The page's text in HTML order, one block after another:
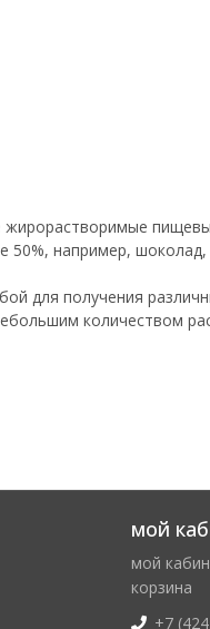
50%, например,
для получения
количеством
мой
мой
корзина
+7